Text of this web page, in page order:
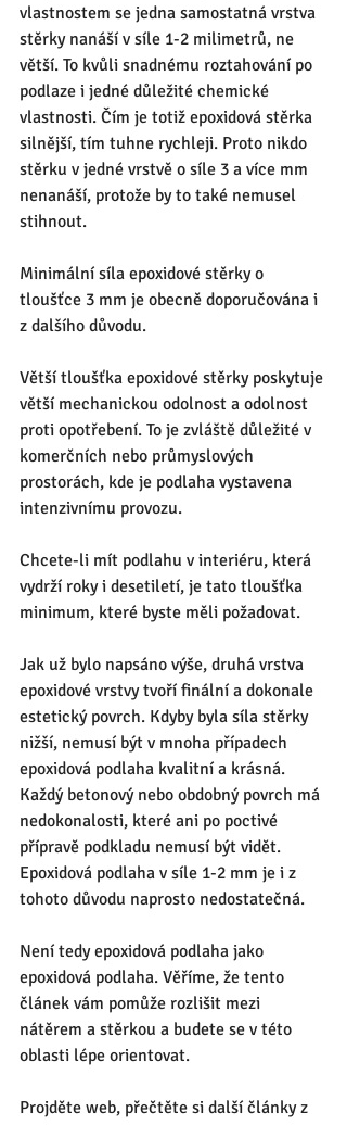
vlastnostem se jedna samostatná vrstva
stěrky nanáší v síle 1-2 milimetrů, ne
větší. To kvůli snadnému roztahování po
podlaze i jedné důležité chemické
vlastnosti. Čím je totiž epoxidová stěrka
silnější, tím tuhne rychleji. Proto nikdo
stěrku v jedné vrstvě o síle 3 a více mm
nenanáší, protože by to také nemusel
stihnout.
Minimální síla epoxidové stěrky o
tloušťce 3 mm je obecně doporučována i
z dalšího důvodu.
Větší tloušťka epoxidové stěrky poskytuje
větší mechanickou odolnost a odolnost
proti opotřebení. To je zvláště důležité v
komerčních nebo průmyslových
prostorách, kde je podlaha vystavena
intenzivnímu provozu.
Chcete-li mít podlahu v interiéru, která
vydrží roky i desetiletí, je tato tloušťka
minimum, které byste měli požadovat.
Jak už bylo napsáno výše, druhá vrstva
epoxidové vrstvy tvoří finální a dokonale
estetický povrch. Kdyby byla síla stěrky
nižší, nemusí být v mnoha případech
epoxidová podlaha kvalitní a krásná.
Každý betonový nebo obdobný povrch má
nedokonalosti, které ani po poctivé
přípravě podkladu nemusí být vidět.
Epoxidová podlaha v síle 1-2 mm je i z
tohoto důvodu naprosto nedostatečná.
Není tedy epoxidová podlaha jako
epoxidová podlaha. Věříme, že tento
článek vám pomůže rozlišit mezi
nátěrem a stěrkou a budete se v této
oblasti lépe orientovat.
Projděte web, přečtěte si další články z